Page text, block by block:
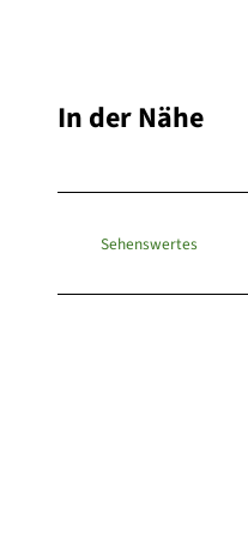
In der Nähe
Sehenswertes